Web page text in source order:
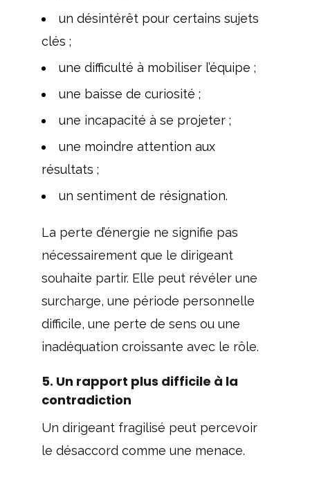
un désintérêt pour certains sujets
clés ;
une difficulté à mobiliser l’équipe ;
une baisse de curiosité ;
une incapacité à se projeter ;
une moindre attention aux
résultats ;
un sentiment de résignation.
La perte d’énergie ne signifie pas
nécessairement que le dirigeant
souhaite partir. Elle peut révéler une
surcharge, une période personnelle
difficile, une perte de sens ou une
inadéquation croissante avec le rôle.
5. Un rapport plus difficile à la
contradiction
Un dirigeant fragilisé peut percevoir
le désaccord comme une menace.